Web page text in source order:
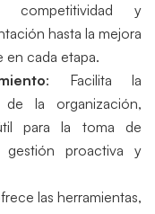
y
hasta la mejora
en cada etapa.
: Facilita la
la organización,
para la toma de
gestión proactiva y
las herramientas,